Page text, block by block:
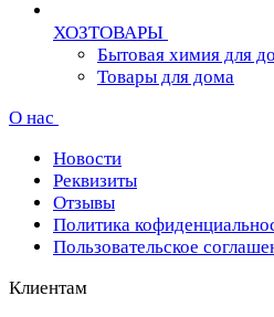
ХОЗТОВАРЫ
Бытовая химия для
Товары для дома
О нас
Новости
Реквизиты
Отзывы
Политика
Пользовательское
Клиентам